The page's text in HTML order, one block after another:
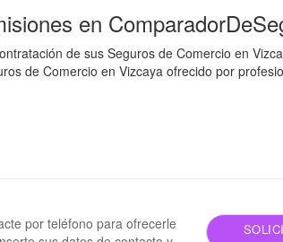
en
de sus Seguros de Comercio en
de Comercio en Vizcaya ofrecido por
por teléfono para ofrecerle